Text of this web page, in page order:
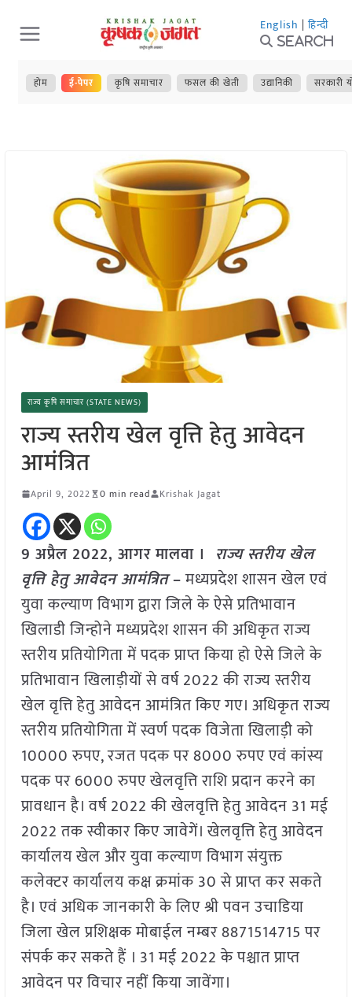
Skip
to
content
English | हिन्दी
Search
होम ई-पेपर कृषि समाचार फसल की खेती उद्यानिकी सरकारी
राज्य कृषि समाचार (STATE NEWS)
राज्य स्तरीय खेल वृत्ति हेतु आवेदन
आमंत्रित
April 9, 2022 0 min read Krishak Jagat
9 अप्रैल 2022, आगर मालवा । राज्य स्तरीय खेल
वृत्ति हेतु आवेदन आमंत्रित–मध्यप्रदेश शासन खेल एवं
युवा कल्याण विभाग द्वारा जिले के ऐसे प्रतिभावान
खिलाडी जिन्होने मध्यप्रदेश शासन की अधिकृत राज्य
स्तरीय प्रतियोगिता में पदक प्राप्त किया हो ऐसे जिले के
प्रतिभावान खिलाड़ीयों से वर्ष 2022 की राज्य स्तरीय
खेल वृत्ति हेतु आवेदन आमंत्रित किए गए। अधिकृत राज्य
स्तरीय प्रतियोगिता में स्वर्ण पदक विजेता खिलाड़ी को
10000 रुपए, रजत पदक पर 8000 रुपए एवं कांस्य
पदक पर 6000 रुपए खेलवृत्ति राशि प्रदान करने का
प्रावधान है। वर्ष 2022 की खेलवृत्ति हेतु आवेदन 31 मई
2022 तक स्वीकार किए जावेगें। खेलवृत्ति हेतु आवेदन
कार्यालय खेल और युवा कल्याण विभाग संयुक्त
कलेक्टर कार्यालय कक्ष क्रमांक 30 से प्राप्त कर सकते
है। एवं अधिक जानकारी के लिए श्री पवन उचाडिया
जिला खेल प्रशिक्षक मोबाईल नम्बर 8871514715 पर
संपर्क कर सकते हैं । 31 मई 2022 के पश्चात प्राप्त
आवेदन पर विचार नहीं किया जावेंगा।